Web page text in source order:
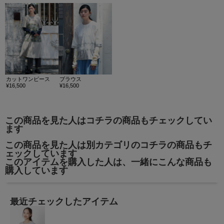
カットワンピース
¥16,500
ブラウス
¥16,500
この商品を見た人はコチラの商品もチェックしてい
ます
この商品を見た人は別カテゴリのコチラの商品もチ
ェックしています
このアイテムを購入した人は、一緒にこんな商品も
購入しています
最近チェックしたアイテム